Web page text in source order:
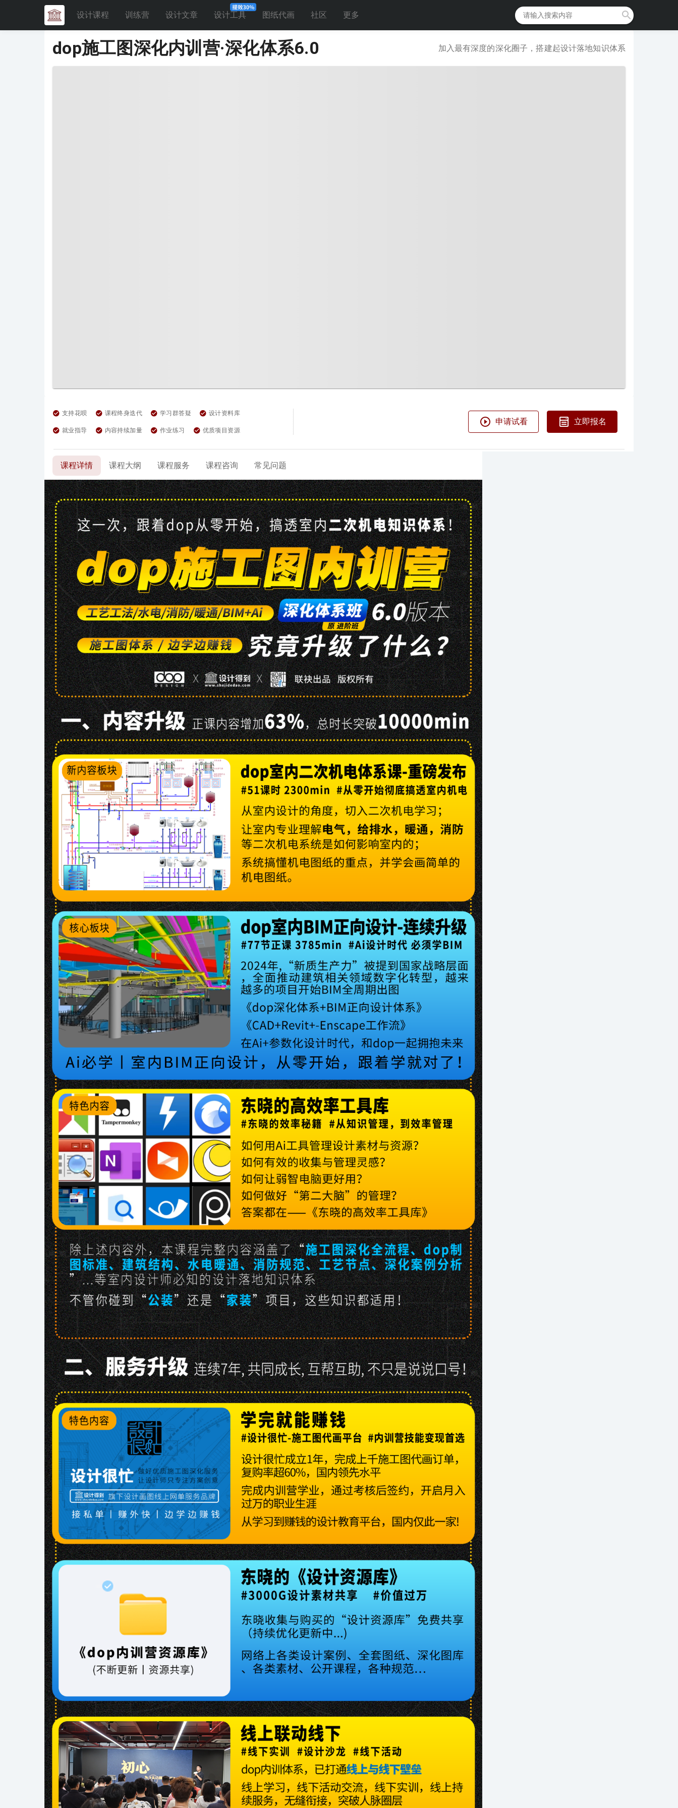
设计课程 训练营 设计文章 设计工具 图纸代画 社区 更多
dop施工图深化内训营·深化体系6.0 加入最有深度的深化圈子，搭建起设计落地知识体系
支持花呗 课程终身迭代 学习群答疑 设计资料库
就业指导 内容持续加量 作业练习 优质项目资源
申请试看 立即报名
课程详情 课程大纲 课程服务 课程咨询 常见问题